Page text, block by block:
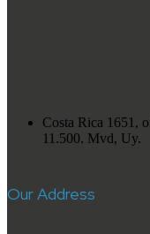
Costa Rica 1651,
11.500. Mvd, Uy.
Our Address